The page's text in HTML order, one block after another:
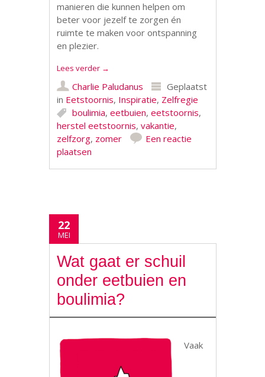
manieren die kunnen helpen om
beter voor jezelf te zorgen én
ruimte te maken voor ontspanning
en plezier.
Lees verder →
Charlie Paludanus
Geplaatst
in Eetstoornis, Inspiratie, Zelfregie
boulimia,eetbuien,eetstoornis,
herstel eetstoornis,vakantie,
zelfzorg, zomer
Een reactie
plaatsen
22
MEI
Wat gaat er schuil
onder eetbuien en
boulimia?
Vaak